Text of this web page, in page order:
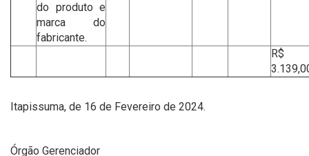
do produto e
marca do
fabricante.
R$
Itapissuma, de 16 de Fevereiro de 2024.
Órgão Gerenciador